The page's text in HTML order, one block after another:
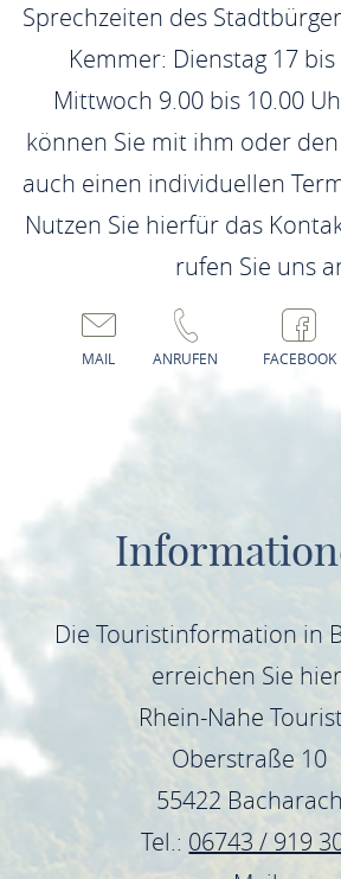
Sprechzeiten des
Kemmer: Dienstag 17
Mittwoch 9.00 bis 10.00
können Sie mit ihm oder
auch einen individuellen
Nutzen Sie hierfür das
rufen Sie uns
MAIL ANRUFEN FACEBOOK
Die Touristinformation in
erreichen Sie
Rhein-Nahe
Oberstraße 10
55422 Bacharach
Tel.: 06743 / 919